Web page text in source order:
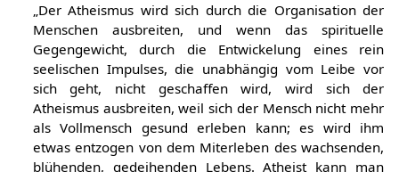
„Der Atheismus wird sich durch die Organisation der
Menschen ausbreiten, und wenn das spirituelle
Gegengewicht, durch die Entwickelung eines rein
seelischen Impulses, die unabhängig vom Leibe vor
sich geht, nicht geschaffen wird, wird sich der
Atheismus ausbreiten, weil sich der Mensch nicht mehr
als Vollmensch gesund erleben kann; es wird ihm
etwas entzogen von dem Miterleben des wachsenden,
blühenden, gedeihenden Lebens. Atheist kann man